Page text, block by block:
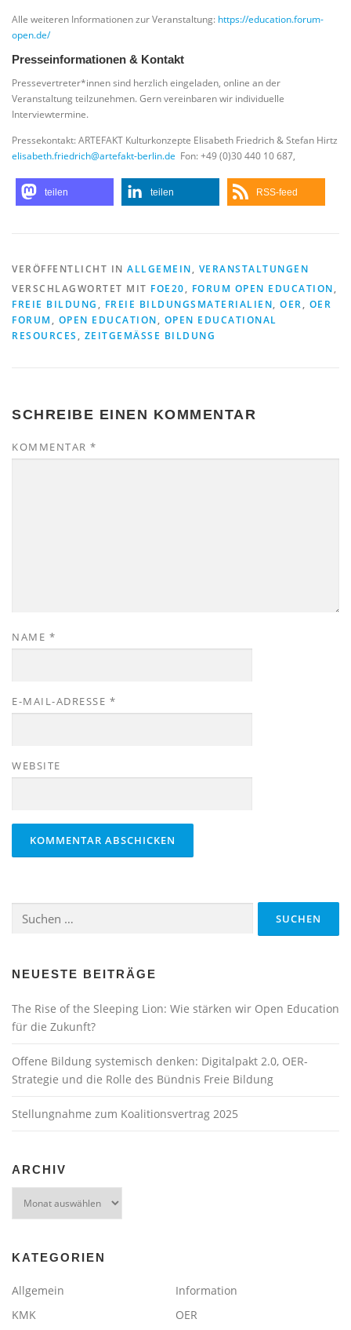
Alle weiteren Informationen zur Veranstaltung: https://education.forum-
open.de/
Presseinformationen & Kontakt
Pressevertreter*innen sind herzlich eingeladen, online an der
Veranstaltung teilzunehmen. Gern vereinbaren wir individuelle
Interviewtermine.
Pressekontakt: ARTEFAKT Kulturkonzepte Elisabeth Friedrich & Stefan Hirtz
elisabeth.friedrich@artefakt-berlin.de Fon: +49 (0)30 440 10 687,
teilen teilen RSS-feed
VERÖFFENTLICHT IN ALLGEMEIN, VERANSTALTUNGEN
VERSCHLAGWORTET MIT FOE20, FORUM OPEN EDUCATION,
FREIE BILDUNG , FREIE BILDUNGSMATERIALIEN, OER, OER
FORUM , OPEN EDUCATION, OPEN EDUCATIONAL
RESOURCES , ZEITGEMÄSSE BILDUNG
SCHREIBE EINEN KOMMENTAR
KOMMENTAR *
NAME *
E-MAIL-ADRESSE *
WEBSITE
nach:
NEUESTE BEITRÄGE
The Rise of the Sleeping Lion: Wie stärken wir Open Education
für die Zukunft?
Offene Bildung systemisch denken: Digitalpakt 2.0, OER-
Strategie und die Rolle des Bündnis Freie Bildung
Stellungnahme zum Koalitionsvertrag 2025
ARCHIV
KATEGORIEN
Allgemein
Information
KMK
OER